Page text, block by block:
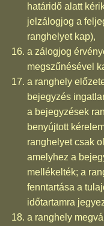
határidő alatt
jelzálogjog a
ranghelyet kap),
a zálogjog
megszűnésével
a ranghely
bejegyzés
a bejegyzések
benyújtott
ranghelyet csak
amelyhez a
mellékelték; a
fenntartása a
időtartamra
a ranghely